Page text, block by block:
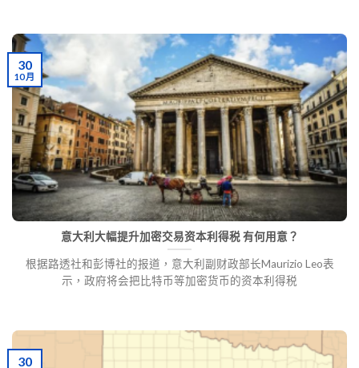
意大利大幅提升加密交易资本利得税 有何用意？
根据路透社和彭博社的报道，意大利副财政部长Maurizio Leo表
示，政府将会把比特币等加密货币的资本利得税
30
10 月
30